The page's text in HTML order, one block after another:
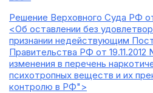
Решение Верховного Суда РФ
<Об оставлении без
признании недействующим
Правительства РФ от 19.11.2012
изменения в перечень
психотропных веществ и их
контролю в РФ">